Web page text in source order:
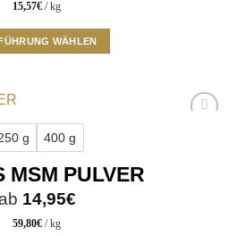
auf
der
Produktseite
15,57€ /kg
WÄHLEN
Varianten
auf.
Die
Optionen
können
auf
g 400 g
MSM PULVER
14,95€
59,80€ /kg